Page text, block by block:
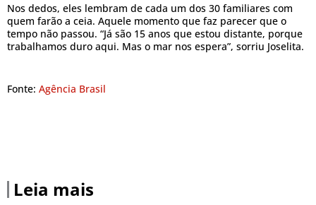
Nos dedos, eles lembram de cada um dos 30 familiares com
quem farão a ceia. Aquele momento que faz parecer que o
tempo não passou. “Já são 15 anos que estou distante, porque
trabalhamos duro aqui. Mas o mar nos espera”, sorriu Joselita.
Fonte: Agência Brasil
Leia mais